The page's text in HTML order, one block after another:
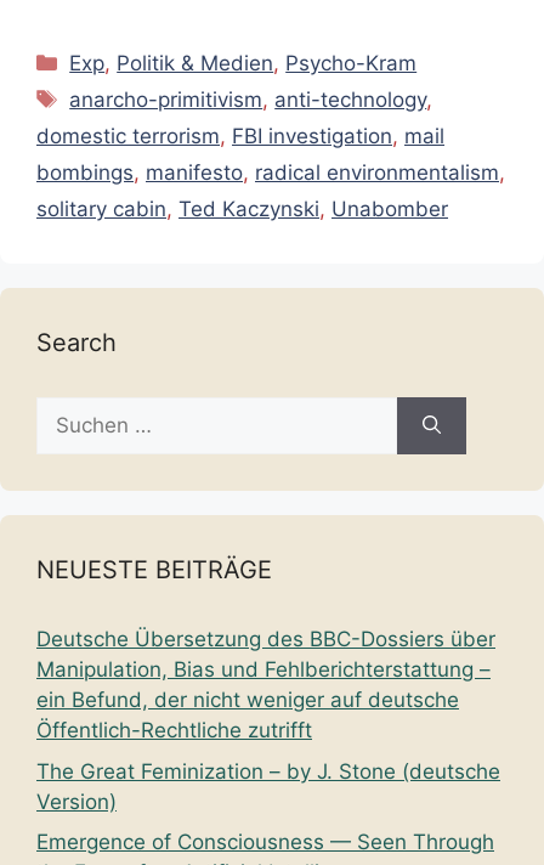
Kategorien
Exp, Politik & Medien, Psycho-Kram
Schlagwörter
anarcho-primitivism, anti-technology,
domestic terrorism, FBI investigation, mail
bombings, manifesto, radical environmentalism,
solitary cabin, Ted Kaczynski, Unabomber
Search
Suche
nach:
NEUESTE BEITRÄGE
Deutsche Übersetzung des BBC-Dossiers über
Manipulation, Bias und Fehlberichterstattung –
ein Befund, der nicht weniger auf deutsche
Öffentlich-Rechtliche zutrifft
The Great Feminization – by J. Stone (deutsche
Version)
Emergence of Consciousness — Seen Through